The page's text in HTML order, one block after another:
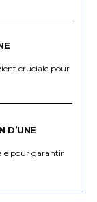
cruciale pour
D’UNE
pour garantir